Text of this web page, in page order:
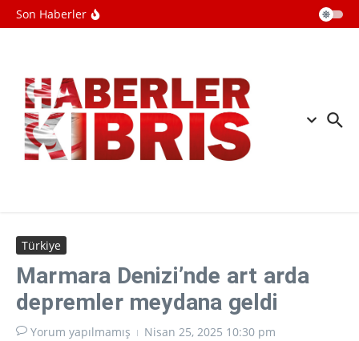
İçeriğe atla
Son Haberler
Kutlu Emanete Sahip Çıkacağız”
Türkiye
Marmara Denizi’nde art arda
depremler meydana geldi
Yorum yapılmamış Nisan 25, 2025 10:30 pm